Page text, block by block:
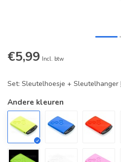
€5,99 Incl. btw
Set: Sleutelhoesje + Sleutelhanger
Andere kleuren